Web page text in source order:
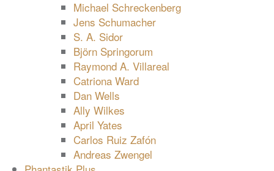
Michael Schreckenberg
Jens Schumacher
S. A. Sidor
Björn Springorum
Raymond A. Villareal
Catriona Ward
Dan Wells
Ally Wilkes
April Yates
Carlos Ruiz Zafón
Andreas Zwengel